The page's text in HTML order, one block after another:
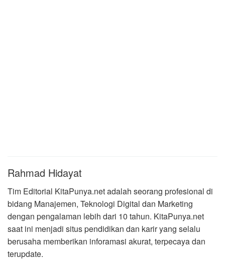
Rahmad Hidayat
Tim Editorial KitaPunya.net adalah seorang profesional di
bidang Manajemen, Teknologi Digital dan Marketing
dengan pengalaman lebih dari 10 tahun. KitaPunya.net
saat ini menjadi situs pendidikan dan karir yang selalu
berusaha memberikan inforamasi akurat, terpecaya dan
terupdate.